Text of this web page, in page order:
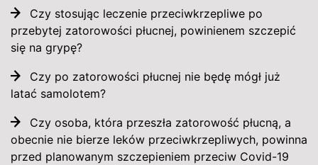
Czy stosując leczenie przeciwkrzepliwe po
przebytej zatorowości płucnej, powinienem szczepić
się na grypę?
Czy po zatorowości płucnej nie będę mógł już
latać samolotem?
Czy osoba, która przeszła zatorowość płucną, a
obecnie nie bierze leków przeciwkrzepliwych, powinna
przed planowanym szczepieniem przeciw Covid-19